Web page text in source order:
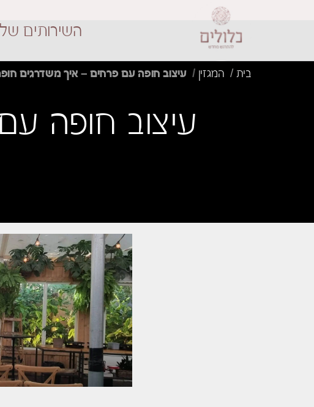
השירותים
בית המגזין עיצוב חופה עם פרחים – איך משדרגים
עיצוב חופה